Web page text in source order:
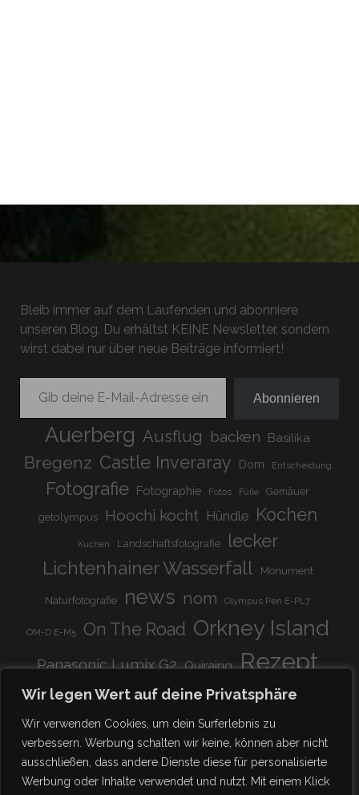
Wir legen Wert auf deine Privatsphäre
Wir verwenden Cookies, um dein Surferlebnis zu
verbessern. Werbung schalten wir keine, können aber nicht
ausschließen, dass andere Dienste diese für personalisierte
Werbung oder Inhalte verwendet und nutzt. Mit einem Klick
Bleib immer auf dem Laufenden und abonniere
unseren Blog. Du erhältst KEINE Newsletter, sondern
wirst dabei nur über neue Beiträge informiert!
Gib deine E-Mail-Adresse ein ...
Abonnieren
Auerberg Ausflug backen Basilika
Bregenz Castle Inveraray Dom Entscheidung
Fotografie Fotographie Fotos Füße Gemäuer
getolympus Hoochi kocht Hündle Kochen
Kuchen Landschaftsfotografie lecker
Lichtenhainer Wasserfall Monument
Naturfotografie news nom Olympus Pen E-PL7
OM-D E-M5 On The Road Orkney Island
Panasonic Lumix G2 Quiraing Rezept
Rundreise schnell & einfach Scotland
Stadion super lecker Systemkamera
vegetarisch Viadukt weitnau woooohoooo!!!!
zu Hause ♥